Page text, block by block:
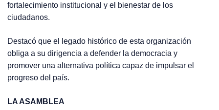
fortalecimiento institucional y el bienestar de los
ciudadanos.
Destacó que el legado histórico de esta organización
obliga a su dirigencia a defender la democracia y
promover una alternativa política capaz de impulsar el
progreso del país.
LA ASAMBLEA